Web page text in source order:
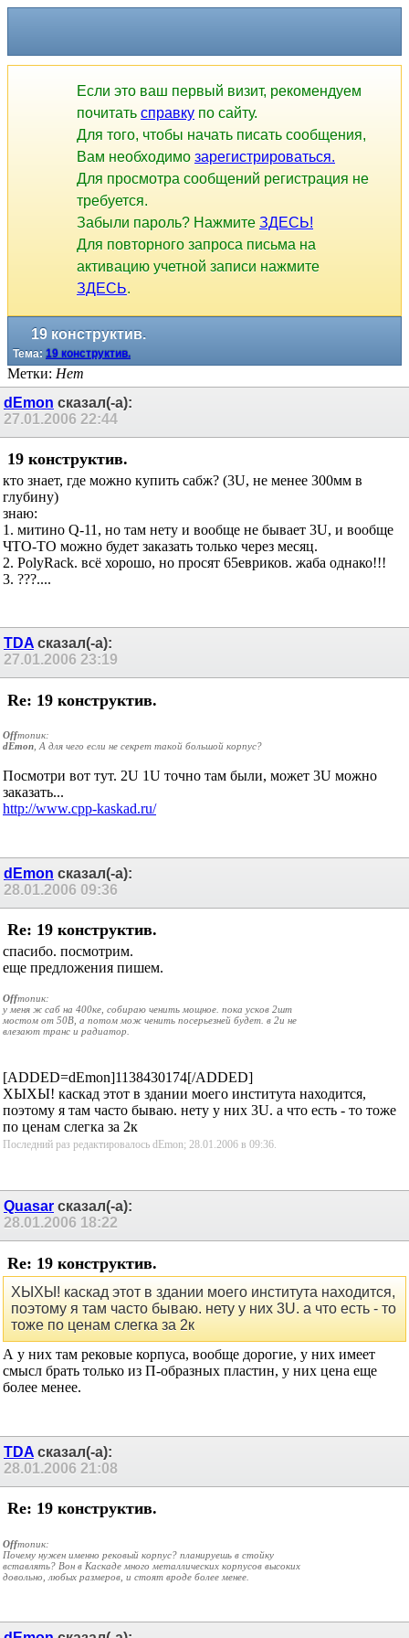
Если это ваш первый визит, рекомендуем
почитать справку по сайту.
Для того, чтобы начать писать сообщения,
Вам необходимо зарегистрироваться.
Для просмотра сообщений регистрация не
требуется.
Забыли пароль? Нажмите ЗДЕСЬ!
Для повторного запроса письма на
активацию учетной записи нажмите
ЗДЕСЬ.
19 конструктив.
Тема: 19 конструктив.
Метки: Нет
dEmonсказал(-а):
27.01.200622:44
19 конструктив.
кто знает, где можно купить сабж? (3U, не менее 300мм в
глубину)
знаю:
1. митино Q-11, но там нету и вообще не бывает 3U, и вообще
ЧТО-ТО можно будет заказать только через месяц.
2. PolyRack. всё хорошо, но просят 65евриков. жаба однако!!!
3. ???....
TDA сказал(-а):
27.01.2006 23:19
Re: 19 конструктив.
Offтопик:
Посмотри вот тут. 2U 1U точно там были, может 3U можно
заказать...
dEmonсказал(-а):
Re: 19 конструктив.
спасибо. посмотрим.
Offтопик:
у меня ж саб на 400ке, собираю ченить мощное. пока усков 2шт
мостом от 50В, а потом мож ченить посерьезней будет. в 2u не
[ADDED=dEmon]1138430174[/ADDED]
ХЫХЫ! каскад этот в здании моего института находится,
поэтому я там часто бываю. нету у них 3U. а что есть - то тоже
по ценам слегка за 2к
Quasarсказал(-а):
Re: 19 конструктив.
ХЫХЫ! каскад этот в здании моего института находится,
поэтому я там часто бываю. нету у них 3U. а что есть - то
тоже по ценам слегка за 2к
А у них там рековые корпуса, вообще дорогие, у них имеет
смысл брать только из П-образных пластин, у них цена еще
TDAсказал(-а):
Re: 19 конструктив.
Offтопик:
Почему нужен именно рековый корпус? планируешь в стойку
вставлять? Вон в Каскаде много металлических корпусов высоких